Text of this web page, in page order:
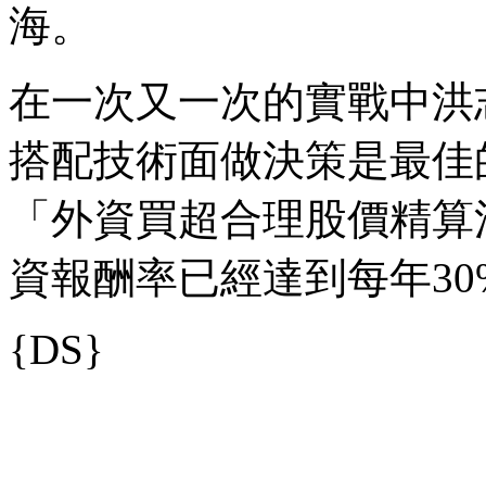
海。
在一次又一次的實戰中
搭配技術面做決策是最
「外資買超合理股價精
資報酬率已經達到每年
{DS}